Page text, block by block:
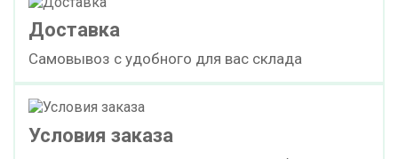
Доставка
Самовывоз с удобного для вас склада
Условия заказа